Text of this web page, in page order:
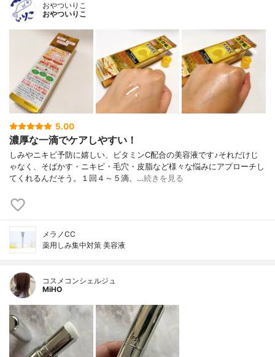
おやついりこ
おやついりこ
5.00
濃厚な一滴でケアしやすい！
しみやニキビ予防に嬉しい、ビタミンC配合の美容液です♪それだけじ
ゃなく、そばかす・ニキビ・毛穴・皮脂など様々な悩みにアプローチし
てくれるんだそう。１回４～５滴、…続きを見る
メラノCC
薬用しみ集中対策 美容液
コスメコンシェルジュ
MiHO